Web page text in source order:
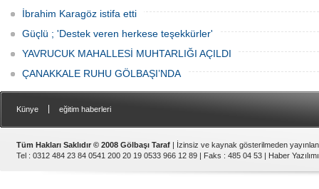
İbrahim Karagöz istifa etti
Güçlü ; 'Destek veren herkese teşekkürler'
YAVRUCUK MAHALLESİ MUHTARLIĞI AÇILDI
ÇANAKKALE RUHU GÖLBAŞI’NDA
Künye eğitim haberleri
Tüm Hakları Saklıdır © 2008 Gölbaşı Taraf | İzinsiz ve kaynak gösterilmeden
Tel : 0312 484 23 84 0541 200 20 19 0533 966 12 89 | Faks : 485 04 53 | Haber Yazılımı